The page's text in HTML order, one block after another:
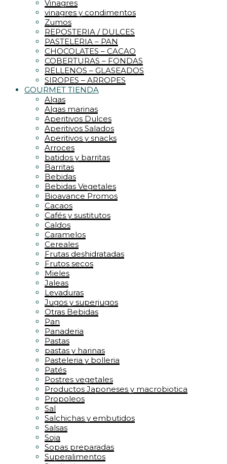
Vinagres
vinagres y condimentos
Zumos
REPOSTERIA / DULCES
PASTELERIA – PAN
CHOCOLATES – CACAO
COBERTURAS – FONDAS
RELLENOS – GLASEADOS
SIROPES – ARROPES
GOURMET TIENDA
Algas
Algas marinas
Aperitivos Dulces
Aperitivos Salados
Aperitivos y snacks
Arroces
batidos y barritas
Barritas
Bebidas
Bebidas Vegetales
Bioavance Promos
Cacaos
Cafés y sustitutos
Caldos
Caramelos
Cereales
Frutas deshidratadas
Frutos secos
Mieles
Jaleas
Levaduras
Jugos y superjugos
Otras Bebidas
Pan
Panaderia
Pastas
pastas y harinas
Pasteleria y bolleria
Patés
Postres vegetales
Productos Japoneses y macrobiotica
Propoleos
Sal
Salchichas y embutidos
Salsas
Soja
Sopas preparadas
Superalimentos